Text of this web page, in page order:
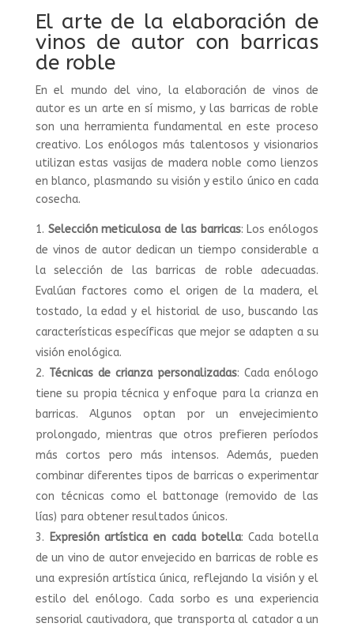
El arte de la elaboración de
vinos de autor con barricas
de roble
En el mundo del vino, la elaboración de vinos de
autor es un arte en sí mismo, y las barricas de roble
son una herramienta fundamental en este proceso
creativo. Los enólogos más talentosos y visionarios
utilizan estas vasijas de madera noble como lienzos
en blanco, plasmando su visión y estilo único en cada
cosecha.
Selección meticulosa de las barricas: Los enólogos
de vinos de autor dedican un tiempo considerable a
la selección de las barricas de roble adecuadas.
Evalúan factores como el origen de la madera, el
tostado, la edad y el historial de uso, buscando las
características específicas que mejor se adapten a su
visión enológica.
Técnicas de crianza personalizadas: Cada enólogo
tiene su propia técnica y enfoque para la crianza en
barricas. Algunos optan por un envejecimiento
prolongado, mientras que otros prefieren períodos
más cortos pero más intensos. Además, pueden
combinar diferentes tipos de barricas o experimentar
con técnicas como el battonage (removido de las
lías) para obtener resultados únicos.
Expresión artística en cada botella: Cada botella
de un vino de autor envejecido en barricas de roble es
una expresión artística única, reflejando la visión y el
estilo del enólogo. Cada sorbo es una experiencia
sensorial cautivadora, que transporta al catador a un